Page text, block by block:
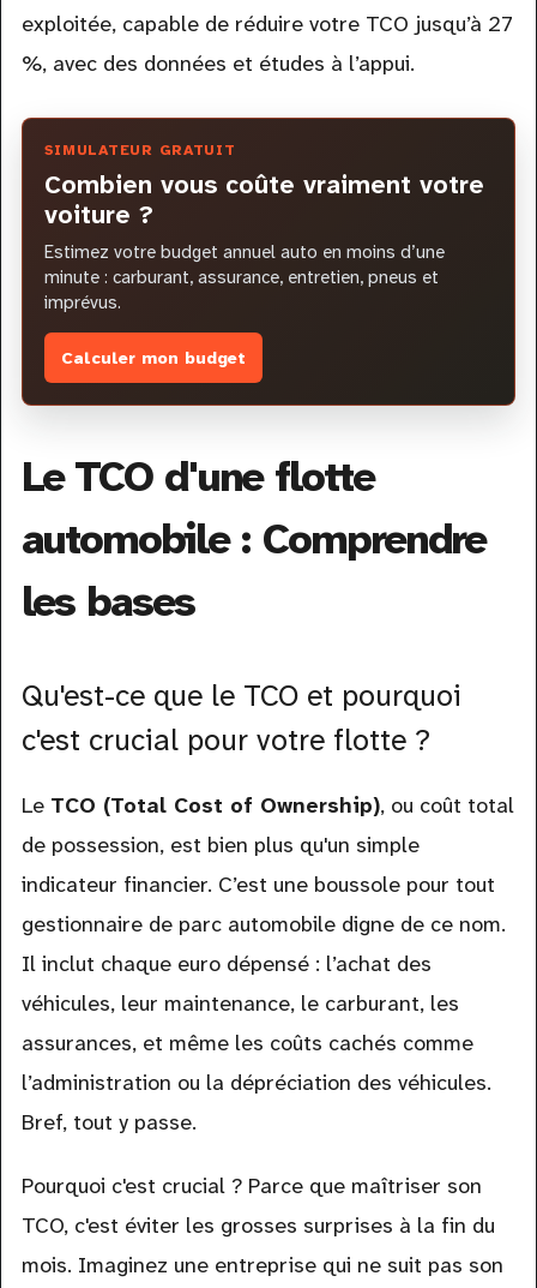
exploitée, capable de réduire votre TCO jusqu’à 27
%, avec des données et études à l’appui.
SIMULATEUR GRATUIT
Combien vous coûte vraiment votre
voiture ?
Estimez votre budget annuel auto en moins d’une
minute : carburant, assurance, entretien, pneus et
imprévus.
Calculer mon budget
Le TCO d'une flotte
automobile : Comprendre
les bases
Qu'est-ce que le TCO et pourquoi
c'est crucial pour votre flotte ?
Le TCO (Total Cost of Ownership), ou coût total
de possession, est bien plus qu'un simple
indicateur financier. C’est une boussole pour tout
gestionnaire de parc automobile digne de ce nom.
Il inclut chaque euro dépensé : l’achat des
véhicules, leur maintenance, le carburant, les
assurances, et même les coûts cachés comme
l’administration ou la dépréciation des véhicules.
Bref, tout y passe.
Pourquoi c'est crucial ? Parce que maîtriser son
TCO, c'est éviter les grosses surprises à la fin du
mois. Imaginez une entreprise qui ne suit pas son